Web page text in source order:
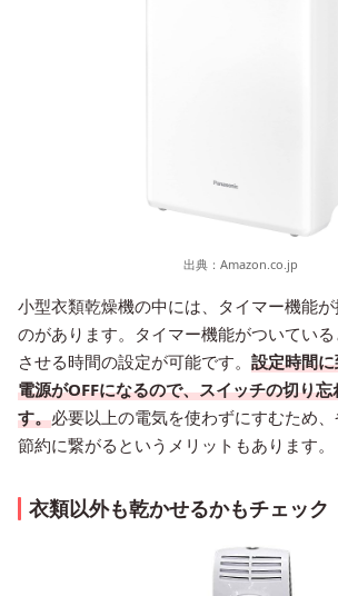
出典： Amazon.co.jp
小型衣類乾燥機の中には、タイマー機能
のがあります。タイマー機能がついてい
させる時間の設定が可能です。 設定時間
電源がOFFになるので、スイッチの切り
す。必要以上の電気を使わずにすむため
節約に繋がるというメリットもあります。
衣類以外も乾かせるかもチェック